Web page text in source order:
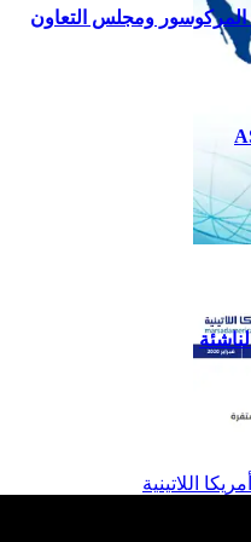
المركوسور ومجلس التعاون
اللاتينية